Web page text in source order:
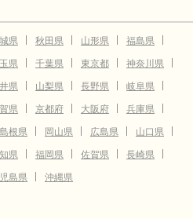
県 秋田県 山形県
福島県
県 千葉県 東京都
神奈川県
県 山梨県 長野県
岐阜県
県 京都府 大阪府
兵庫県
島根県 岡山県 広島県
山口県
県 福岡県 佐賀県
長崎県
島県 沖縄県